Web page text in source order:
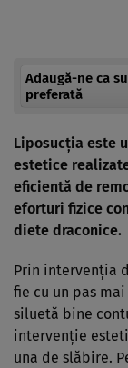
Adaugă-ne ca
preferată
Liposucţia este
estetice
eficientă de
eforturi fizice
diete draconice.
Prin intervenţia
fie cu un pas
siluetă bine
intervenţie
una de slăbire.